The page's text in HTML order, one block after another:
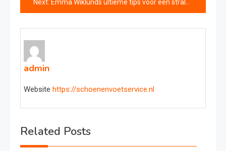
Next: Emma Wiklunds ultieme tips voor een stralende huid – en haar favoriete product
admin
Website https://schoenenvoetservice.nl
Related Posts